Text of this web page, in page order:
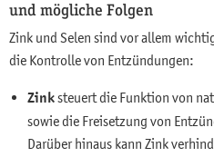
und mögliche Folgen
Zink und Selen sind vor allem
die Kontrolle von Entzündungen:
Zinksteuert die Funktion von
sowie die Freisetzung von
Darüber hinaus kann Zink